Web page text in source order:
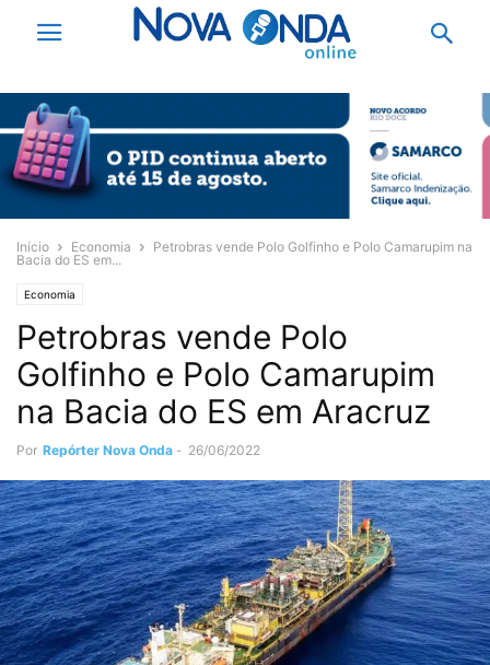
Início Economia
Petrobras vende Polo Golfinho e Polo Camarupim na
Bacia do ES em...
Economia
Petrobras vende Polo
Golfinho e Polo Camarupim
na Bacia do ES em Aracruz
Por Repórter Nova Onda - 26/06/2022